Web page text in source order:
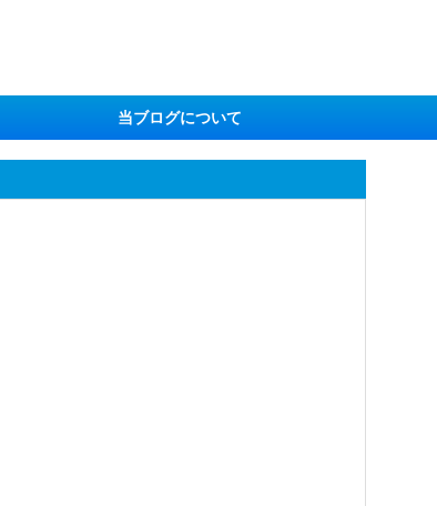
当ブログについて